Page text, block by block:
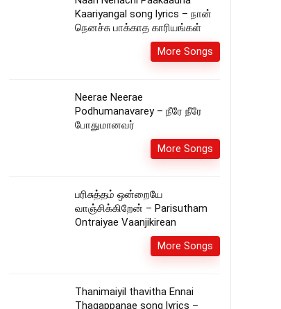
Kaariyangal song lyrics – நான்
நெனச்சு பாக்காத காரியங்கள்
More Songs
Neerae Neerae
Podhumanavarey – நீரே நீரே
போதுமானவர்
More Songs
பரிசுத்தம் ஒன்றையே
வாஞ்சிக்கிறேன் – Parisutham
Ontraiyae Vaanjikirean
More Songs
Thanimaiyil thavitha Ennai
Thagappanae song lyrics –